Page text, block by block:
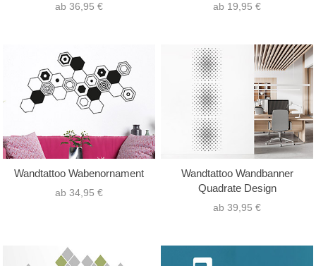
ab 36,95 € ab 19,95 €
Wandtattoo Wabenornament
ab 34,95 €
Wandtattoo Wandbanner
Quadrate Design
ab 39,95 €